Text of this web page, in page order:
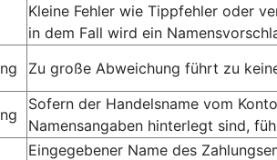
Kleine Fehler wie Tippfehler oder
in dem Fall wird ein
Zu große Abweichung führt zu
Sofern der Handelsname vom
Namensangaben hinterlegt sind,
Eingegebener Name des